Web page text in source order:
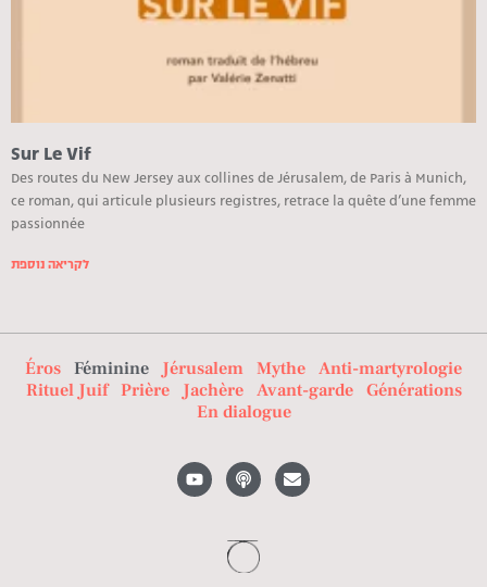
Sur Le Vif
Des routes du New Jersey aux collines de Jérusalem, de Paris à Munich,
ce roman, qui articule plusieurs registres, retrace la quête d’une femme
passionnée
לקריאה נוספת
Éros Féminine Jérusalem Mythe Anti-martyrologie
Rituel Juif Prière Jachère Avant-garde Générations
En dialogue